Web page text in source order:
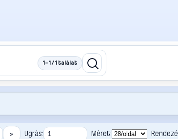
1–1 / 1 találat
» Ugrás: Méret: